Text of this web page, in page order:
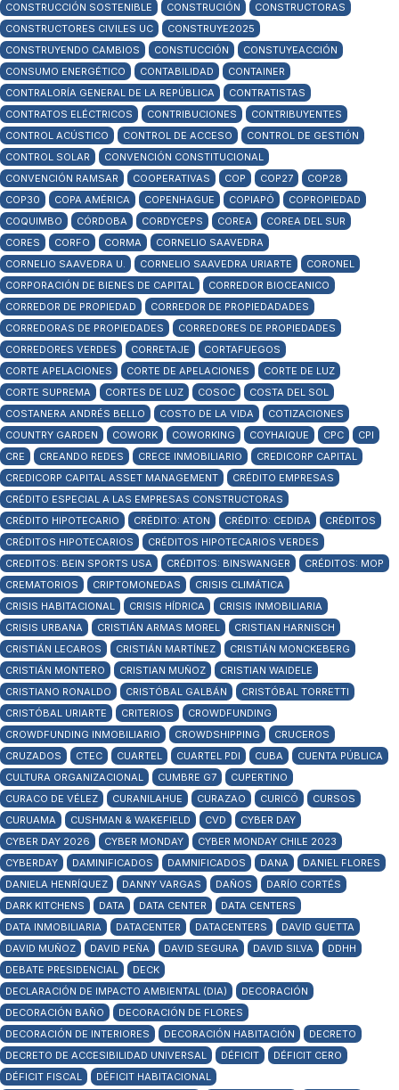
CONSTRUCCIÓN SOSTENIBLE
CONSTRUCIÓN
CONSTRUCTORAS
CONSTRUCTORES CIVILES UC
CONSTRUYE2025
CONSTRUYENDO CAMBIOS
CONSTUCCIÓN
CONSTUYEACCIÓN
CONSUMO ENERGÉTICO
CONTABILIDAD
CONTAINER
CONTRALORÍA GENERAL DE LA REPÚBLICA
CONTRATISTAS
CONTRATOS ELÉCTRICOS
CONTRIBUCIONES
CONTRIBUYENTES
CONTROL ACÚSTICO
CONTROL DE ACCESO
CONTROL DE GESTIÓN
CONTROL SOLAR
CONVENCIÓN CONSTITUCIONAL
CONVENCIÓN RAMSAR
COOPERATIVAS COP COP27
COP28
COP30
COPA AMÉRICA COPENHAGUE COPIAPÓ
COPROPIEDAD
COQUIMBO
CÓRDOBA CORDYCEPS COREA
COREA DEL SUR
CORES
CORFO CORMA
CORNELIO SAAVEDRA
CORNELIO SAAVEDRA U.
CORNELIO SAAVEDRA URIARTE
CORONEL
CORPORACIÓN DE BIENES DE CAPITAL
CORREDOR BIOCEANICO
CORREDOR DE PROPIEDAD
CORREDOR DE PROPIEDADADES
CORREDORAS DE PROPIEDADES
CORREDORES DE PROPIEDADES
CORREDORES VERDES
CORRETAJE
CORTAFUEGOS
CORTE APELACIONES
CORTE DE APELACIONES
CORTE DE LUZ
CORTE SUPREMA
CORTES DE LUZ COSOC
COSTA DEL SOL
COSTANERA ANDRÉS BELLO
COSTO DE LA VIDA
COTIZACIONES
COUNTRY GARDEN
COWORK COWORKING COYHAIQUE CPC
CPI
CRE
CREANDO REDES CRECE INMOBILIARIO
CREDICORP CAPITAL
CREDICORP CAPITAL ASSET MANAGEMENT
CRÉDITO EMPRESAS
CRÉDITO ESPECIAL A LAS EMPRESAS CONSTRUCTORAS
CRÉDITO HIPOTECARIO
CRÉDITO: ATON CRÉDITO: CEDIDA
CRÉDITOS
CRÉDITOS HIPOTECARIOS
CRÉDITOS HIPOTECARIOS VERDES
CREDITOS: BEIN SPORTS USA
CRÉDITOS: BINSWANGER
CRÉDITOS: MOP
CREMATORIOS
CRIPTOMONEDAS
CRISIS CLIMÁTICA
CRISIS HABITACIONAL
CRISIS HÍDRICA
CRISIS INMOBILIARIA
CRISIS URBANA
CRISTIÁN ARMAS MOREL
CRISTIAN HARNISCH
CRISTIÁN LECAROS
CRISTIÁN MARTÍNEZ
CRISTIÁN MONCKEBERG
CRISTIÁN MONTERO
CRISTIAN MUÑOZ
CRISTIAN WAIDELE
CRISTIANO RONALDO
CRISTÓBAL GALBÁN
CRISTÓBAL TORRETTI
CRISTÓBAL URIARTE
CRITERIOS
CROWDFUNDING
CROWDFUNDING INMOBILIARIO
CROWDSHIPPING
CRUCEROS
CRUZADOS
CTEC CUARTEL CUARTEL PDI CUBA
CUENTA PÚBLICA
CULTURA ORGANIZACIONAL
CUMBRE G7
CUPERTINO
CURACO DE VÉLEZ
CURANILAHUE CURAZAO CURICÓ
CURSOS
CURUAMA
CUSHMAN & WAKEFIELD CVD
CYBER DAY
CYBER DAY 2026
CYBER MONDAY
CYBER MONDAY CHILE 2023
CYBERDAY
DAMINIFICADOS DAMNIFICADOS DANA
DANIEL FLORES
DANIELA HENRÍQUEZ
DANNY VARGAS DAÑOS
DARÍO CORTÉS
DARK KITCHENS
DATA DATA CENTER
DATA CENTERS
DATA INMOBILIARIA
DATACENTER DATACENTERS
DAVID GUETTA
DAVID MUÑOZ
DAVID PEÑA DAVID SEGURA DAVID SILVA
DDHH
DEBATE PRESIDENCIAL
DECK
DECLARACIÓN DE IMPACTO AMBIENTAL (DIA)
DECORACIÓN
DECORACIÓN BAÑO
DECORACIÓN DE FLORES
DECORACIÓN DE INTERIORES
DECORACIÓN HABITACIÓN
DECRETO
DECRETO DE ACCESIBILIDAD UNIVERSAL
DÉFICIT
DÉFICIT CERO
DÉFICIT FISCAL
DÉFICIT HABITACIONAL